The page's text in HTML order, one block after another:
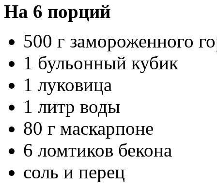
На 6 порций
500 г замороженного
1 бульонный кубик
1 луковица
1 литр воды
80 г маскарпоне
6 ломтиков бекона
соль и перец